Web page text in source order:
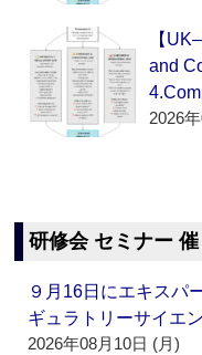
【
and
2026
研修会 セミナー
９月16日にエキス
ギュラトリーサイエ
2026年08月10日 (月)